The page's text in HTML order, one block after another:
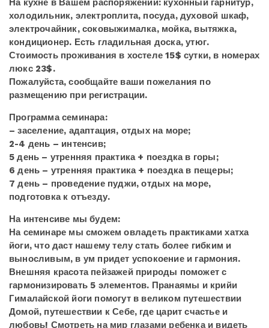
На кухне в Вашем распоряжении: кухонный гарнитур,
холодильник, электроплита, посуда, духовой шкаф,
электрочайник, соковыжималка, мойка, вытяжка,
кондиционер. Есть гладильная доска, утюг.
Стоимость проживания в хостеле 15$ сутки, в номерах
люкс 23$.
Пожалуйста, сообщайте ваши пожелания по
размещению при регистрации.
Программа семинара:
– заселение, адаптация, отдых на море;
2-4 день – интенсив;
5 день – утренняя практика + поездка в горы;
6 день – утренняя практика + поездка в пещеры;
7 день – проведение пуджи, отдых на море,
подготовка к отъезду.
На интенсиве мы будем:
На семинаре мы сможем овладеть практиками хатха
йоги, что даст нашему телу стать более гибким и
выносливым, в ум придет успокоение и гармония.
Внешняя красота пейзажей природы поможет с
гармонизировать 5 элементов. Пранаямы и крийи
Гималайской йоги помогут в великом путешествии
Домой, путешествии к Себе, где царит счастье и
любовь! Смотреть на мир глазами ребенка и видеть